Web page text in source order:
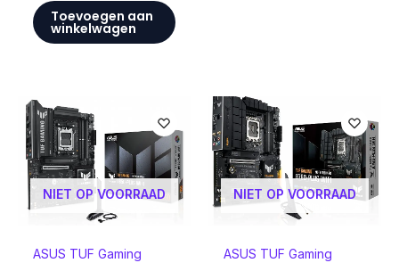
Toevoegen aan
winkelwagen
NIET OP VOORRAAD
ASUS TUF Gaming
NIET OP VOORRAAD
ASUS TUF Gaming